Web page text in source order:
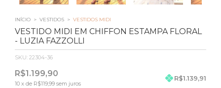
INÍCIO > VESTIDOS > VESTIDOS MIDI
VESTIDO MIDI EM CHIFFON ESTAMPA FLORAL
- LUZIA FAZZOLLI
SKU: 22304-36
R$1.199,90
10 x de R$119,99 sem juros
R$1.139,91